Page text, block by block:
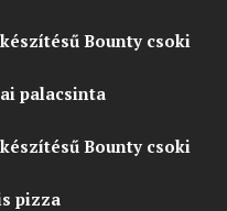
Bounty csoki
palacsinta
Bounty csoki
pizza